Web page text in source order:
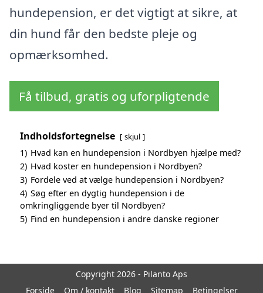
hundepension, er det vigtigt at sikre, at
din hund får den bedste pleje og
opmærksomhed.
Få tilbud, gratis og uforpligtende
Indholdsfortegnelse skjul
1) Hvad kan en hundepension i Nordbyen hjælpe med?
2) Hvad koster en hundepension i Nordbyen?
3) Fordele ved at vælge hundepension i Nordbyen?
4) Søg efter en dygtig hundepension i de
omkringliggende byer til Nordbyen?
5) Find en hundepension i andre danske regioner
Copyright 2026 - Pilanto Aps
Forside
Om / kontakt Blog Sitemap Betingelser